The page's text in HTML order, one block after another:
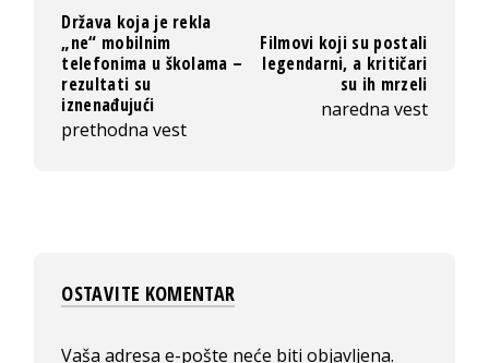
Država koja je rekla
„ne“ mobilnim
telefonima u školama –
rezultati su
iznenađujući
prethodna vest
Filmovi koji su postali
legendarni, a kritičari
su ih mrzeli
naredna vest
OSTAVITE KOMENTAR
Vaša adresa e-pošte neće biti objavljena.